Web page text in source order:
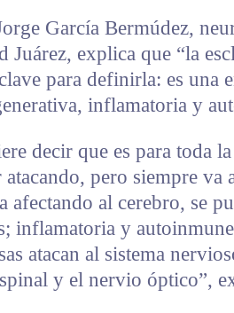
García Bermúdez,
Juárez, explica que “la
para definirla: es una
inflamatoria y
decir que es para toda
atacando, pero siempre va
afectando al cerebro, se
inflamatoria y
atacan al sistema
y el nervio óptico”,